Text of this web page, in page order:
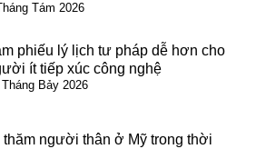
Tám 2026
phiếu lý lịch tư pháp dễ hơn cho
ít tiếp xúc công nghệ
Tháng Bảy 2026
người thân ở Mỹ trong thời